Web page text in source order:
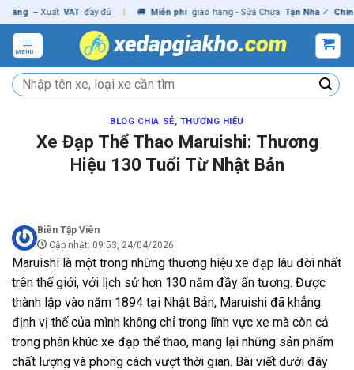
Skip
to
content
– Xuất VAT đầy đủ | 🚚 Miễn phí giao hàng - Sửa Chữa Tận Nhà ✓ Chính
MENU
Tìm
kiếm:
BLOG CHIA SẺ, THƯƠNG HIỆU
Xe Đạp Thể Thao Maruishi: Thương
Hiệu 130 Tuổi Từ Nhật Bản
Biên Tập Viên
Cập nhật: 09:53, 24/04/2026
Maruishi là một trong những thương hiệu xe đạp lâu đời nhất
trên thế giới, với lịch sử hơn 130 năm đầy ấn tượng. Được
thành lập vào năm 1894 tại Nhật Bản, Maruishi đã khẳng
định vị thế của mình không chỉ trong lĩnh vực xe mà còn cả
trong phân khúc xe đạp thể thao, mang lại những sản phẩm
chất lượng và phong cách vượt thời gian. Bài viết dưới đây